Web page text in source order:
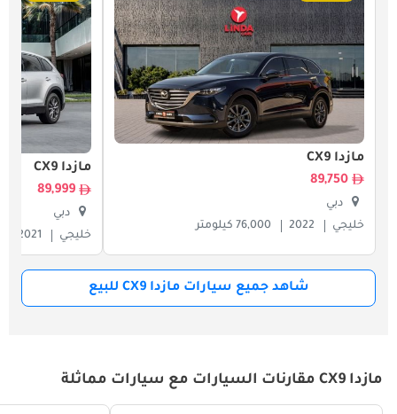
مازدا CX9
89,750
دبي
خليجي
2022 76,000 كيلومتر
مازدا CX9
89,999
دبي
خليجي
2021
شاهد جميع سيارات مازدا CX9 للبيع
مازدا CX9 مقارنات السيارات مع سيارات مماثلة